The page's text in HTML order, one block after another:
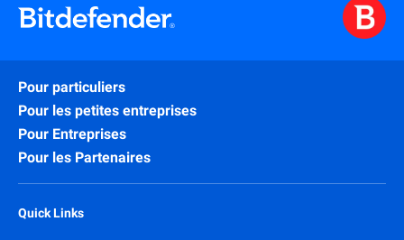
Pour particuliers
Pour les petites entreprises
Pour Entreprises
Pour les Partenaires
Quick Links